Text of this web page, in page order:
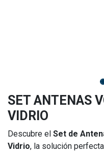
SET ANTENAS
VIDRIO
Descubre el Set de
Vidrio, la solución